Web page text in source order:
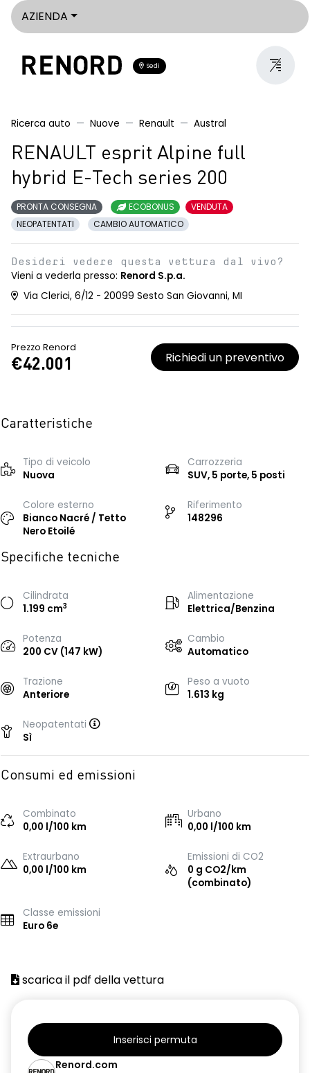
AZIENDA
Sedi
Ricerca auto Nuove Renault Austral
RENAULT esprit Alpine full
hybrid E-Tech series 200
PRONTA CONSEGNA ECOBONUS
VENDUTA
NEOPATENTATI
CAMBIO AUTOMATICO
Desideri vedere questa vettura dal vivo?
Vieni a vederla presso: Renord S.p.a.
Via Clerici, 6/12 - 20099 Sesto San Giovanni, MI
Prezzo Renord
€42.001 Richiedi un preventivo
Caratteristiche
Tipo di veicolo
Nuova
Carrozzeria
SUV, 5 porte, 5 posti
Colore esterno
Bianco Nacré / Tetto
Nero Etoilé
Riferimento
148296
Specifiche tecniche
Cilindrata
1.199 cm3
Alimentazione
Elettrica/Benzina
Potenza
200 CV (147 kW)
Cambio
Automatico
Trazione
Anteriore
Peso a vuoto
1.613 kg
Neopatentati
Sì
Consumi ed emissioni
Combinato
0,00 l/100 km
Urbano
0,00 l/100 km
Extraurbano
0,00 l/100 km
Emissioni di CO2
0 g CO2/km
(combinato)
Classe emissioni
Euro 6e
scarica il pdf della vettura
Inserisci permuta
Renord.com